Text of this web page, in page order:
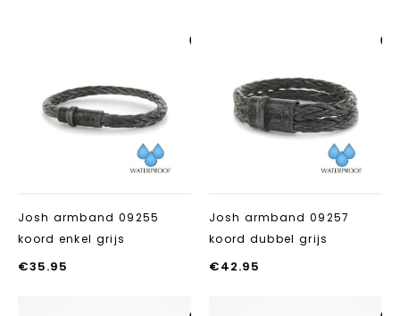
Josh armband 09255
koord enkel grijs
€35.95
Josh armband 09257
koord dubbel grijs
€42.95